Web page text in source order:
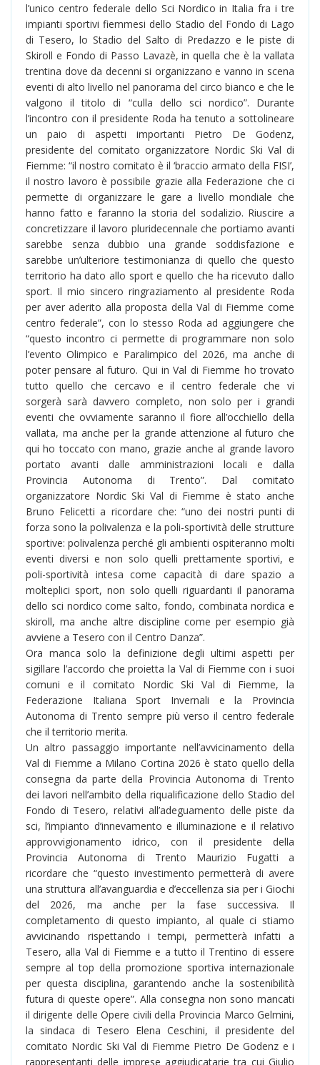
l’unico centro federale dello Sci Nordico in Italia fra i tre
impianti sportivi fiemmesi dello Stadio del Fondo di Lago
di Tesero, lo Stadio del Salto di Predazzo e le piste di
Skiroll e Fondo di Passo Lavazè, in quella che è la vallata
trentina dove da decenni si organizzano e vanno in scena
eventi di alto livello nel panorama del circo bianco e che le
valgono il titolo di “culla dello sci nordico”. Durante
l’incontro con il presidente Roda ha tenuto a sottolineare
un paio di aspetti importanti Pietro De Godenz,
presidente del comitato organizzatore Nordic Ski Val di
Fiemme: “il nostro comitato è il ‘braccio armato della FISI’,
il nostro lavoro è possibile grazie alla Federazione che ci
permette di organizzare le gare a livello mondiale che
hanno fatto e faranno la storia del sodalizio. Riuscire a
concretizzare il lavoro pluridecennale che portiamo avanti
sarebbe senza dubbio una grande soddisfazione e
sarebbe un’ulteriore testimonianza di quello che questo
territorio ha dato allo sport e quello che ha ricevuto dallo
sport. Il mio sincero ringraziamento al presidente Roda
per aver aderito alla proposta della Val di Fiemme come
centro federale”, con lo stesso Roda ad aggiungere che
“questo incontro ci permette di programmare non solo
l’evento Olimpico e Paralimpico del 2026, ma anche di
poter pensare al futuro. Qui in Val di Fiemme ho trovato
tutto quello che cercavo e il centro federale che vi
sorgerà sarà davvero completo, non solo per i grandi
eventi che ovviamente saranno il fiore all’occhiello della
vallata, ma anche per la grande attenzione al futuro che
qui ho toccato con mano, grazie anche al grande lavoro
portato avanti dalle amministrazioni locali e dalla
Provincia Autonoma di Trento”. Dal comitato
organizzatore Nordic Ski Val di Fiemme è stato anche
Bruno Felicetti a ricordare che: “uno dei nostri punti di
forza sono la polivalenza e la poli-sportività delle strutture
sportive: polivalenza perché gli ambienti ospiteranno molti
eventi diversi e non solo quelli prettamente sportivi, e
poli-sportività intesa come capacità di dare spazio a
molteplici sport, non solo quelli riguardanti il panorama
dello sci nordico come salto, fondo, combinata nordica e
skiroll, ma anche altre discipline come per esempio già
avviene a Tesero con il Centro Danza”.
Ora manca solo la definizione degli ultimi aspetti per
sigillare l’accordo che proietta la Val di Fiemme con i suoi
comuni e il comitato Nordic Ski Val di Fiemme, la
Federazione Italiana Sport Invernali e la Provincia
Autonoma di Trento sempre più verso il centro federale
che il territorio merita.
Un altro passaggio importante nell’avvicinamento della
Val di Fiemme a Milano Cortina 2026 è stato quello della
consegna da parte della Provincia Autonoma di Trento
dei lavori nell’ambito della riqualificazione dello Stadio del
Fondo di Tesero, relativi all’adeguamento delle piste da
sci, l’impianto d’innevamento e illuminazione e il relativo
approvvigionamento idrico, con il presidente della
Provincia Autonoma di Trento Maurizio Fugatti a
ricordare che “questo investimento permetterà di avere
una struttura all’avanguardia e d’eccellenza sia per i Giochi
del 2026, ma anche per la fase successiva. Il
completamento di questo impianto, al quale ci stiamo
avvicinando rispettando i tempi, permetterà infatti a
Tesero, alla Val di Fiemme e a tutto il Trentino di essere
sempre al top della promozione sportiva internazionale
per questa disciplina, garantendo anche la sostenibilità
futura di queste opere”. Alla consegna non sono mancati
il dirigente delle Opere civili della Provincia Marco Gelmini,
la sindaca di Tesero Elena Ceschini, il presidente del
comitato Nordic Ski Val di Fiemme Pietro De Godenz e i
rappresentanti delle imprese aggiudicatarie tra cui Giulio